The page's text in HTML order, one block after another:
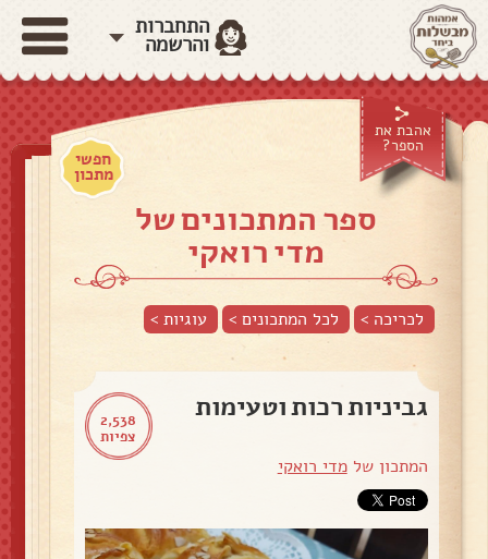
התחברות
והרשמה
אהבת את
הספר?
חפשי
מתכון
ספר המתכונים של
מדי רואקי
לכריכה > לכל המתכונים > עוגיות>
2,538
צפיות
גביניות רכות וטעימות
המתכון שלמדי רואקי